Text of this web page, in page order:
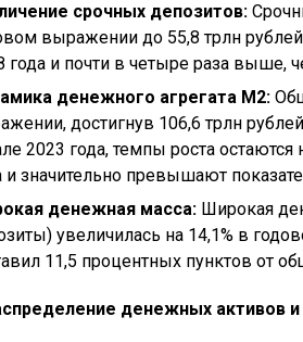
срочных депозитов:
выражении до 55,8 трлн
года и почти в четыре раза выше,
денежного агрегата М2:
достигнув 106,6 трлн
2023 года, темпы роста
и значительно превышают
денежная масса: Широкая
увеличилась на 14,1% в
11,5 процентных пунктов от
денежных активов